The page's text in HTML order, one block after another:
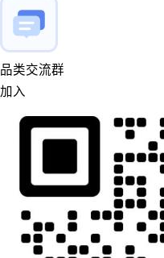
品类交流群
加入